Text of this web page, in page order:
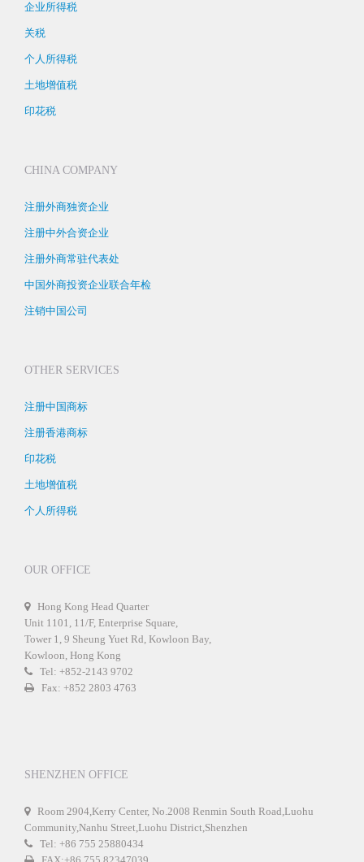
企业所得税
关税
个人所得税
土地增值税
印花税
CHINA COMPANY
注册外商独资企业
注册中外合资企业
注册外商常驻代表处
中国外商投资企业联合年检
注销中国公司
OTHER SERVICES
注册中国商标
注册香港商标
印花税
土地增值税
个人所得税
OUR OFFICE
Hong Kong Head Quarter
Unit 1101, 11/F, Enterprise Square,
Tower 1, 9 Sheung Yuet Rd, Kowloon Bay,
Kowloon, Hong Kong
Tel: +852-2143 9702
Fax: +852 2803 4763
SHENZHEN OFFICE
Room 2904,Kerry Center, No.2008 Renmin South Road,Luohu
Community,Nanhu Street,Luohu District,Shenzhen
Tel: +86 755 25880434